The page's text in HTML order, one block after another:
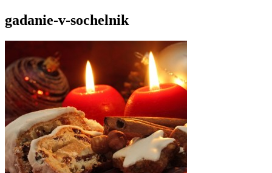
gadanie-v-sochelnik